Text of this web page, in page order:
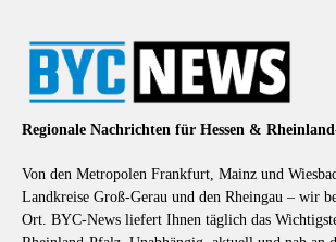
Regionale Nachrichten für Hessen &
Von den Metropolen Frankfurt, Mainz und
Landkreise Groß-Gerau und den Rheingau – wir
Ort. BYC-News liefert Ihnen täglich das